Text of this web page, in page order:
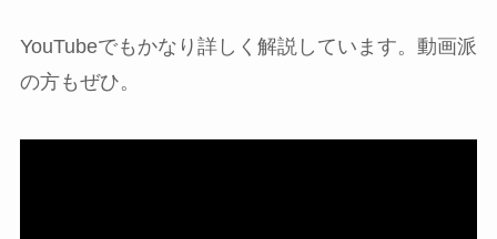
YouTubeでもかなり詳しく解説しています。動画派
の方もぜひ。